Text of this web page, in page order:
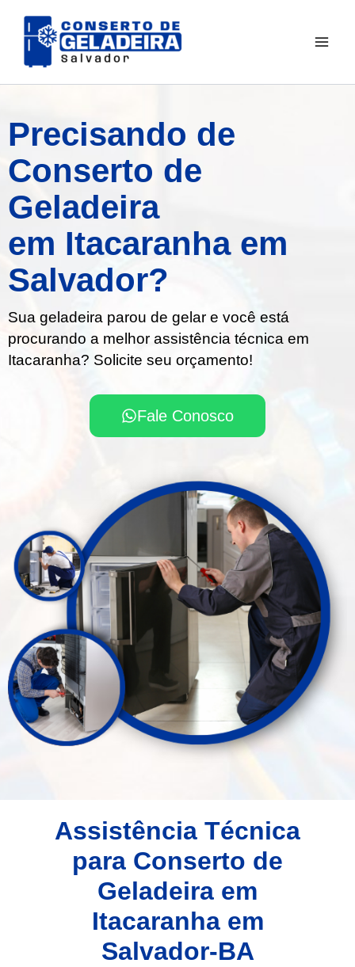
para
Precisando de
Conserto de
Geladeira
em Itacaranha em
Salvador?
Sua geladeira parou de gelar e você está
procurando a melhor assistência técnica em
Itacaranha? Solicite seu orçamento!
Fale Conosco
Assistência Técnica
para Conserto de
Geladeira em
Itacaranha em
Salvador-BA